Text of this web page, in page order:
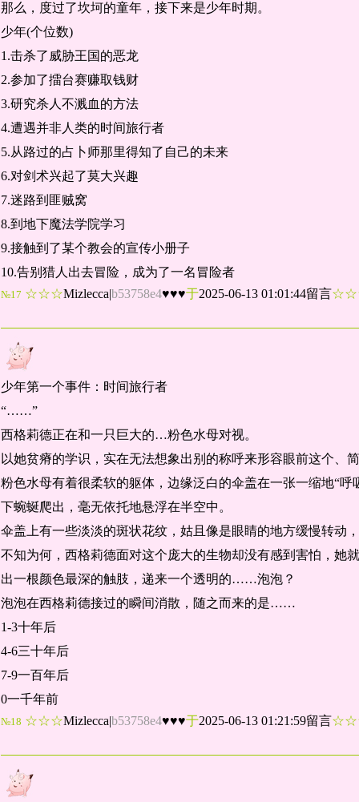
那么，度过了坎坷的童年，接下来是少年时期。
少年(个位数)
1.击杀了威胁王国的恶龙
2.参加了擂台赛赚取钱财
3.研究杀人不溅血的方法
4.遭遇并非人类的时间旅行者
5.从路过的占卜师那里得知了自己的未来
6.对剑术兴起了莫大兴趣
7.迷路到匪贼窝
8.到地下魔法学院学习
9.接触到了某个教会的宣传小册子
10.告别猎人出去冒险，成为了一名冒险者
№17 ☆☆☆Mizlecca|b53758e4♥♥♥于2025-06-13 01:01:44留言
少年第一个事件：时间旅行者
“……”
西格莉德正在和一只巨大的…粉色水母对视。
以她贫瘠的学识，实在无法想象出别的称呼来形容眼前这个、
粉色水母有着很柔软的躯体，边缘泛白的伞盖在一张一缩地“
下蜿蜒爬出，毫无依托地悬浮在半空中。
伞盖上有一些淡淡的斑状花纹，姑且像是眼睛的地方缓慢转动
不知为何，西格莉德面对这个庞大的生物却没有感到害怕，她
出一根颜色最深的触肢，递来一个透明的……泡泡？
泡泡在西格莉德接过的瞬间消散，随之而来的是……
1-3十年后
4-6三十年后
7-9一百年后
0一千年前
№18 ☆☆☆Mizlecca|b53758e4♥♥♥于2025-06-13 01:21:59留言